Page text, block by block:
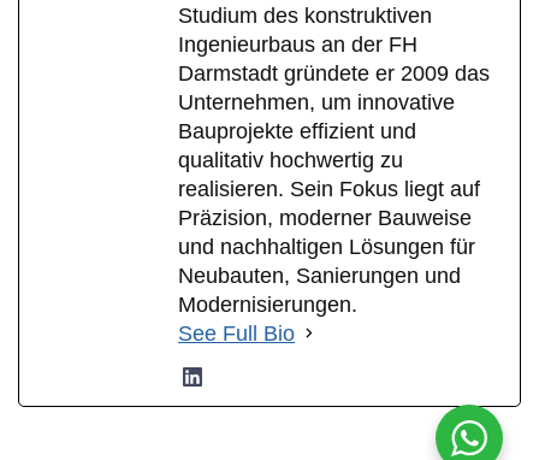
Studium des konstruktiven
Ingenieurbaus an der FH
Darmstadt gründete er 2009 das
Unternehmen, um innovative
Bauprojekte effizient und
qualitativ hochwertig zu
realisieren. Sein Fokus liegt auf
Präzision, moderner Bauweise
und nachhaltigen Lösungen für
Neubauten, Sanierungen und
Modernisierungen.
See Full Bio